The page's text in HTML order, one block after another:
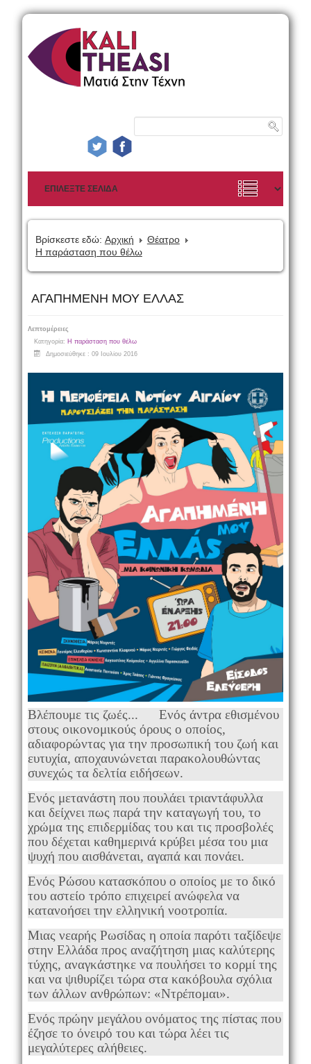
Βρίσκεστε εδώ: Αρχική
Θέατρο
Η παράσταση που θέλω
ΑΓΑΠΗΜΕΝΗ ΜΟΥ ΕΛΛΑΣ
Λεπτομέρειες
Κατηγορία: Η παράσταση που θέλω
Δημοσιεύθηκε : 09 Ιουλίου 2016
Βλέπουμε τις ζωές... Ενός άντρα εθισμένου
στους οικονομικούς όρους ο οποίος,
αδιαφορώντας για την προσωπική του ζωή και
ευτυχία, αποχαυνώνεται παρακολουθώντας
συνεχώς τα δελτία ειδήσεων.
Ενός μετανάστη που πουλάει τριαντάφυλλα
και δείχνει πως παρά την καταγωγή του, το
χρώμα της επιδερμίδας του και τις προσβολές
που δέχεται καθημερινά κρύβει μέσα του μια
ψυχή που αισθάνεται, αγαπά και πονάει.
Ενός Ρώσου κατασκόπου ο οποίος με το δικό
του αστείο τρόπο επιχειρεί ανώφελα να
κατανοήσει την ελληνική νοοτροπία.
Μιας νεαρής Ρωσίδας η οποία παρότι ταξίδεψε
στην Ελλάδα προς αναζήτηση μιας καλύτερης
τύχης, αναγκάστηκε να πουλήσει το κορμί της
και να ψιθυρίζει τώρα στα κακόβουλα σχόλια
των άλλων ανθρώπων: «Ντρέπομαι».
Ενός πρώην μεγάλου ονόματος της πίστας που
έζησε το όνειρό του και τώρα λέει τις
μεγαλύτερες αλήθειες.